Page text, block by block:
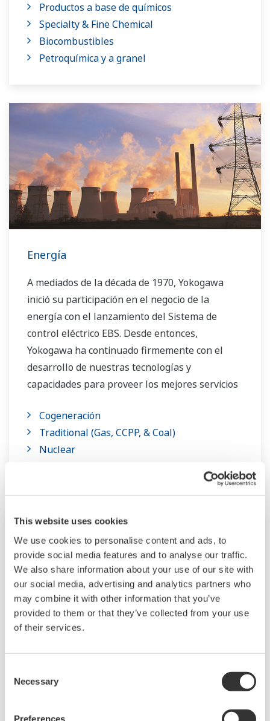
This website uses cookies
We use cookies to personalise content and ads, to
provide social media features and to analyse our traffic.
We also share information about your use of our site with
our social media, advertising and analytics partners who
may combine it with other information that you’ve
provided to them or that they’ve collected from your use
of their services.
Selection
Necessary
Preferences
de control que permita una gran flexibilidad
para realizar ajustes a fórmulas,
procedimientos y otros elementos. Ambos tipos
de sistemas necesitan ser administrados en el
operaciones no rutinarias. Con el respaldo de
su extenso portafolio de productos, un equipo
de experimentados ingenieros en sistemas y
una red global de ventas y servicio, Yokogawa
ofrece una solución para cada proceso
productivo.
Productos a base de químicos
Specialty & Fine Chemical
Biocombustibles
Petroquímica y a granel
Energía
A mediados de la década de 1970, Yokogawa
inició su participación en el negocio de la
energía con el lanzamiento del Sistema de
control eléctrico EBS. Desde entonces,
Yokogawa ha continuado firmemente con el
desarrollo de nuestras tecnologías y
capacidades para proveer los mejores servicios
mundo.
Yokogawa ha operado la red de soluciones de
activo en el dinámico mercado de energía
global. Esto ha hecho un posible un trabajo en
equipo más unido dentro de Yokogawa, el cual
especialización en la industria. Los expertos en
el sector de energía de Yokogawa trabajan
juntos para brindar a cada cliente la solución
que se adapta mejor a sus requerimientos
sofisticados.
Cogeneración
Traditional (Gas, CCPP, & Coal)
Nuclear
El uso de la energía renovable protege al medio